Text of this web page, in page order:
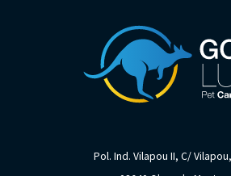
Pol. Ind. Vilapou II, C/